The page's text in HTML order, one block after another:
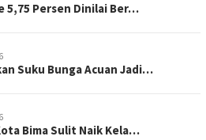
5,75 Persen Dinilai Ber…
Suku Bunga Acuan Jadi…
Bima Sulit Naik Kela…